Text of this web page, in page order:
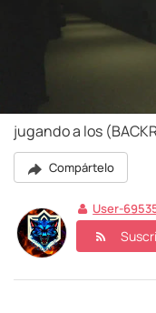
jugando a los
Compártelo
User-